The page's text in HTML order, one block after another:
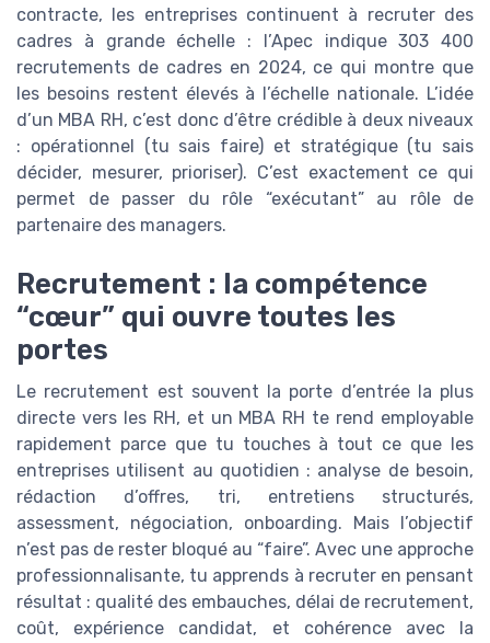
contracte, les entreprises continuent à recruter des
cadres à grande échelle : l’Apec indique 303 400
recrutements de cadres en 2024, ce qui montre que
les besoins restent élevés à l’échelle nationale. L’idée
d’un MBA RH, c’est donc d’être crédible à deux niveaux
: opérationnel (tu sais faire) et stratégique (tu sais
décider, mesurer, prioriser). C’est exactement ce qui
permet de passer du rôle “exécutant” au rôle de
partenaire des managers.
Recrutement : la compétence
“cœur” qui ouvre toutes les
portes
Le recrutement est souvent la porte d’entrée la plus
directe vers les RH, et un MBA RH te rend employable
rapidement parce que tu touches à tout ce que les
entreprises utilisent au quotidien : analyse de besoin,
rédaction d’offres, tri, entretiens structurés,
assessment, négociation, onboarding. Mais l’objectif
n’est pas de rester bloqué au “faire”. Avec une approche
professionnalisante, tu apprends à recruter en pensant
résultat : qualité des embauches, délai de recrutement,
coût, expérience candidat, et cohérence avec la